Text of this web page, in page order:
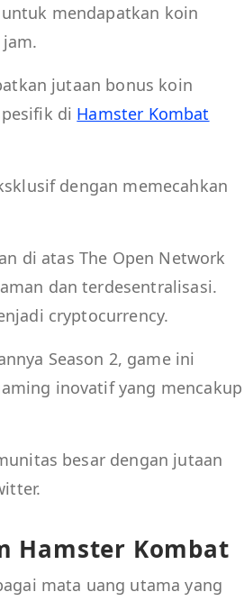
mendapatkan koin
jutaan bonus koin
di Hamster Kombat
dengan memecahkan
di atas The Open Network
dan terdesentralisasi.
cryptocurrency.
Season 2, game ini
inovatif yang mencakup
besar dengan jutaan
Hamster Kombat
mata uang utama yang